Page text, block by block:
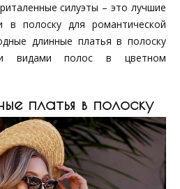
силуэты – это лучшие
в полоску для романтической
длинные платья в полоску
видами полос в цветном
платья в полоску